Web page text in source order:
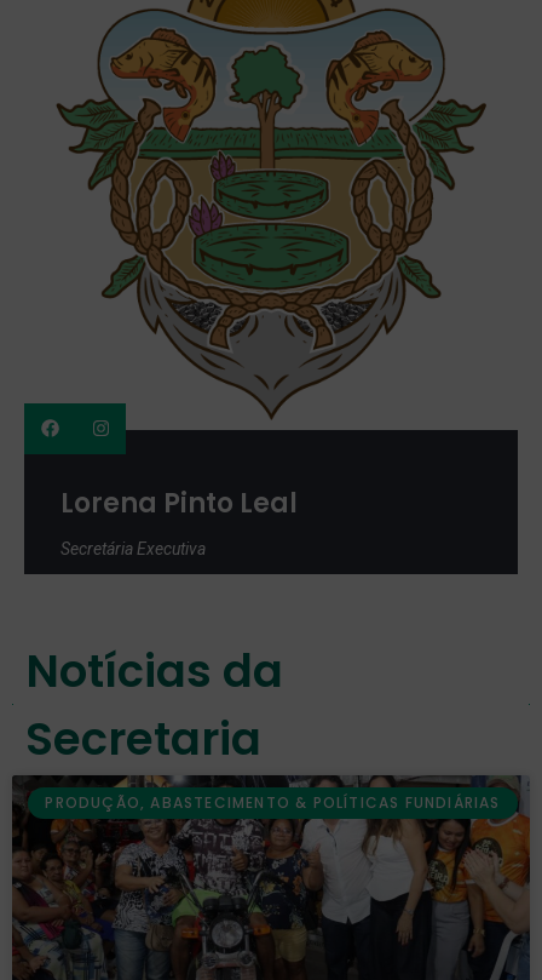
Lorena Pinto Leal
Secretária Executiva
Notícias da
Secretaria
PRODUÇÃO, ABASTECIMENTO & POLÍTICAS FUNDIÁRIAS